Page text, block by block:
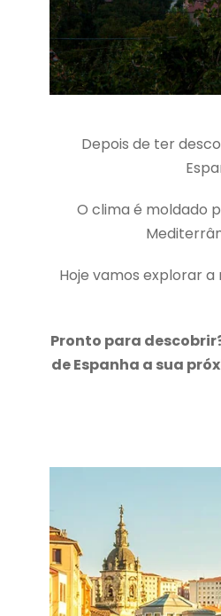
Depois de ter
O clima é moldado
Hoje vamos explorar
Pronto para
de Espanha a sua